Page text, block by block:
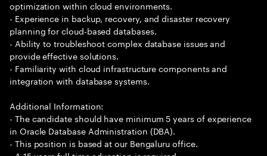
optimization within cloud environments.
- Experience in backup, recovery, and disaster recovery
planning for cloud-based databases.
- Ability to troubleshoot complex database issues and
provide effective solutions.
- Familiarity with cloud infrastructure components and
integration with database systems.
Additional Information:
- The candidate should have minimum 5 years of experience
in Oracle Database Administration (DBA).
- This position is based at our Bengaluru office.